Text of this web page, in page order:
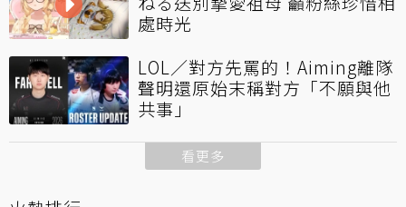
處時光
LOL／對方先罵的！Aiming離隊
聲明還原始末稱對方「不願與他
共事」
看更多